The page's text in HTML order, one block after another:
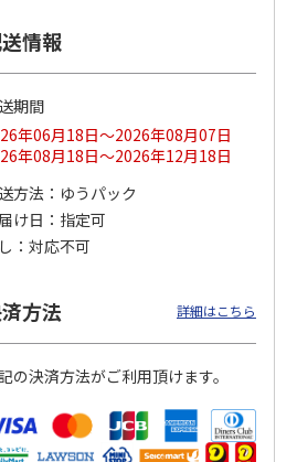
ドジャース 大谷翔
平 日本人最多53試
合連続出塁記念 シ
ル…
17,000円
(送料・税込)
谷翔平 2026 NL 3・
4月投手…
情報
期間
年06月18日～2026年08月07日
年08月18日～2026年12月18日
方法
ゆうパック
け日
指定可
対応不可
方法 詳細はこちら
の決済方法がご利用頂けます。